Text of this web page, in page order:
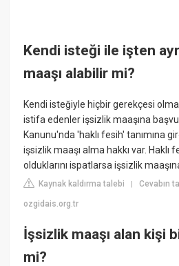
Kendi isteği ile işten
maaşı alabilir mi?
Kendi isteğiyle hiçbir gerekçesi
istifa edenler işsizlik maaşına
Kanunu'nda 'haklı fesih' tanımına
işsizlik maaşı alma hakkı var. Haklı
olduklarını ispatlarsa işsizlik
Kaynak kaldırma talebi |Cevabın
ozgidais.org.tr
İşsizlik maaşı alan kişi
mi?